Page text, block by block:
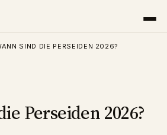
SIND DIE PERSEIDEN 2026?
Perseiden 2026?